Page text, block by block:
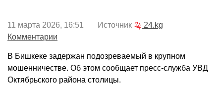
11 марта 2026, 16:51 Источник
24.kg
Комментарии
В Бишкеке задержан подозреваемый в крупном
мошенничестве. Об этом сообщает пресс-служба УВД
Октябрьского района столицы.